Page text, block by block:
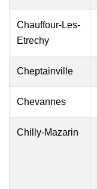
Chauffour-Les-
Etrechy
Cheptainville
Chevannes
Chilly-Mazarin